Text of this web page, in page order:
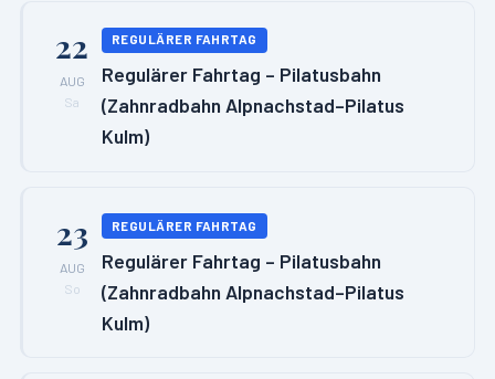
22
AUG
Sa
REGULÄRER FAHRTAG
Regulärer Fahrtag – Pilatusbahn
(Zahnradbahn Alpnachstad–Pilatus
Kulm)
23
AUG
So
REGULÄRER FAHRTAG
Regulärer Fahrtag – Pilatusbahn
(Zahnradbahn Alpnachstad–Pilatus
Kulm)